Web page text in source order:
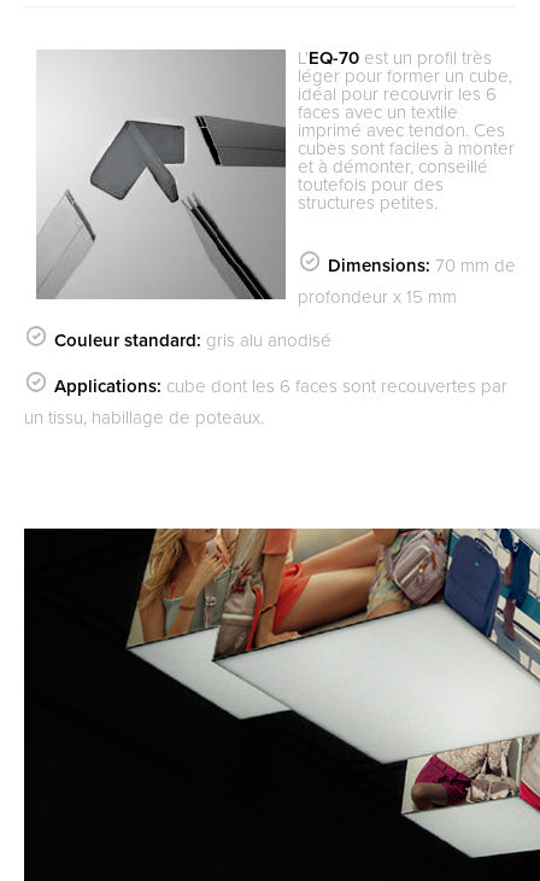
L'EQ-70 est un profil très
léger pour former un cube,
idéal pour recouvrir les 6
faces avec un textile
imprimé avec tendon. Ces
cubes sont faciles à monter
et à démonter, conseillé
toutefois pour des
structures petites.
Dimensions: 70 mm de
profondeur x 15 mm
Couleur standard: gris alu anodisé
Applications: cube dont les 6 faces sont recouvertes par
un tissu, habillage de poteaux.